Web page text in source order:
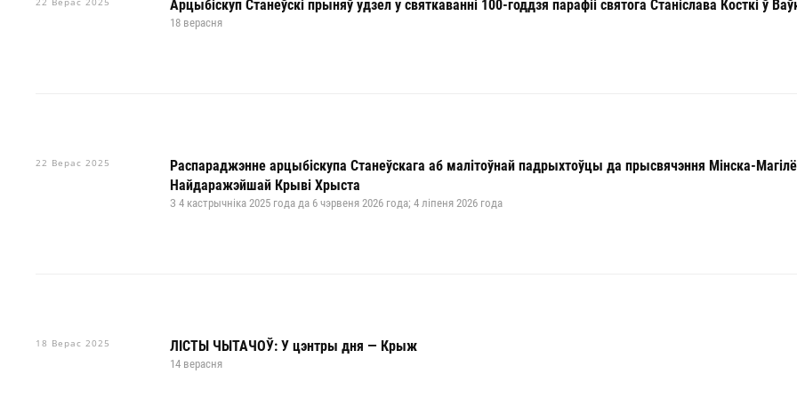
Арцыбіскуп Станеўскі прыняў удзел у святкаванні 100-годдзя парафіі святога Станіслава Косткі ў
18 верасня
22 Верас 2025
Распараджэнне арцыбіскупа Станеўскага аб малітоўнай падрыхтоўцы да прысвячэння Мінска-
Найдаражэйшай Крыві Хрыста
З 4 кастрычніка 2025 года да 6 чэрвеня 2026 года; 4 ліпеня 2026 года
18 Верас 2025 ЛІСТЫ ЧЫТАЧОЎ: У цэнтры дня — Крыж
14 верасня